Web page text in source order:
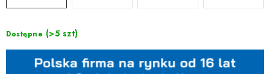
Dostępne (>5 szt)